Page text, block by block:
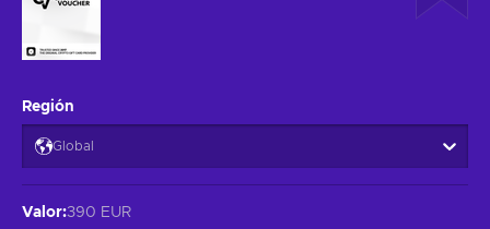
Región
Global
Valor:390 EUR